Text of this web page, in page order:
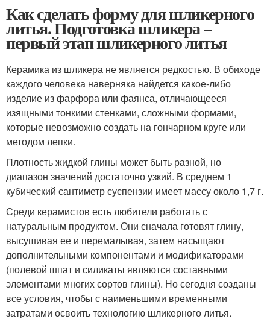
Как сделать форму для шликерного
литья. Подготовка шликера –
первый этап шликерного литья
Керамика из шликера не является редкостью. В обиходе
каждого человека наверняка найдется какое-либо
изделие из фарфора или фаянса, отличающееся
изящными тонкими стенками, сложными формами,
которые невозможно создать на гончарном круге или
методом лепки.
Плотность жидкой глины может быть разной, но
диапазон значений достаточно узкий. В среднем 1
кубический сантиметр суспензии имеет массу около 1,7 г.
Среди керамистов есть любители работать с
натуральным продуктом. Они сначала готовят глину,
высушивая ее и перемалывая, затем насыщают
дополнительными компонентами и модификаторами
(полевой шпат и силикаты являются составными
элементами многих сортов глины). Но сегодня созданы
все условия, чтобы с наименьшими временными
затратами освоить технологию шликерного литья.